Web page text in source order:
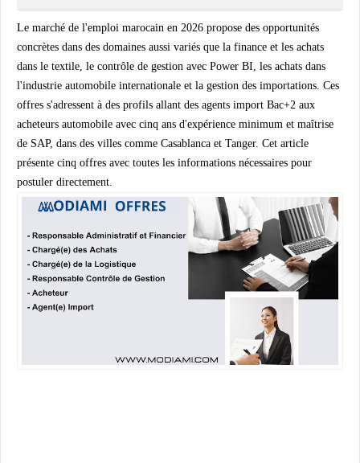
Le marché de l'emploi marocain en 2026 propose des opportunités
concrètes dans des domaines aussi variés que la finance et les achats
dans le textile, le contrôle de gestion avec Power BI, les achats dans
l'industrie automobile internationale et la gestion des importations. Ces
offres s'adressent à des profils allant des agents import Bac+2 aux
acheteurs automobile avec cinq ans d'expérience minimum et maîtrise
de SAP, dans des villes comme Casablanca et Tanger. Cet article
présente cinq offres avec toutes les informations nécessaires pour
postuler directement.